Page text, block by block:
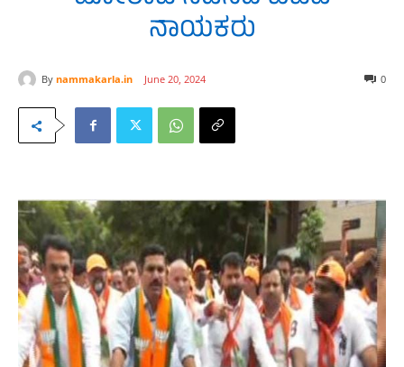
ನಾಯಕರು
By nammakarla.in June 20, 2024 0